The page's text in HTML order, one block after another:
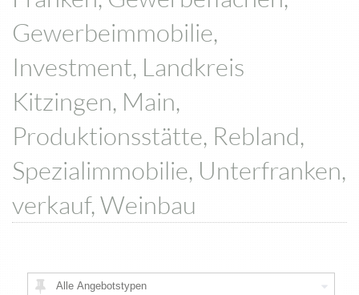
Gewerbeimmobilie,
Investment, Landkreis
Kitzingen, Main,
Produktionsstätte, Rebland,
Spezialimmobilie, Unterfranken,
verkauf, Weinbau